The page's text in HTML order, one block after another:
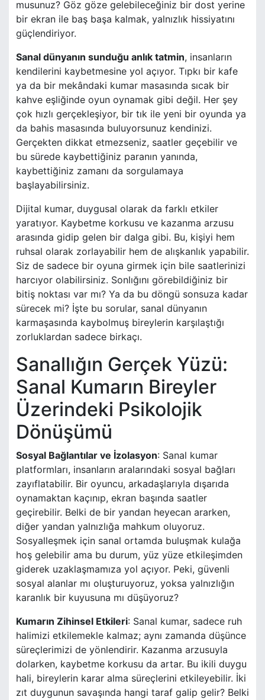
musunuz? Göz göze gelebileceğiniz bir dost yerine
bir ekran ile baş başa kalmak, yalnızlık hissiyatını
güçlendiriyor.
Sanal dünyanın sunduğu anlık tatmin, insanların
kendilerini kaybetmesine yol açıyor. Tıpkı bir kafe
ya da bir mekândaki kumar masasında sıcak bir
kahve eşliğinde oyun oynamak gibi değil. Her şey
çok hızlı gerçekleşiyor, bir tık ile yeni bir oyunda ya
da bahis masasında buluyorsunuz kendinizi.
Gerçekten dikkat etmezseniz, saatler geçebilir ve
bu sürede kaybettiğiniz paranın yanında,
kaybettiğiniz zamanı da sorgulamaya
başlayabilirsiniz.
Dijital kumar, duygusal olarak da farklı etkiler
yaratıyor. Kaybetme korkusu ve kazanma arzusu
arasında gidip gelen bir dalga gibi. Bu, kişiyi hem
ruhsal olarak zorlayabilir hem de alışkanlık yapabilir.
Siz de sadece bir oyuna girmek için bile saatlerinizi
harcıyor olabilirsiniz. Sonlığını görebildiğiniz bir
bitiş noktası var mı? Ya da bu döngü sonsuza kadar
sürecek mi? İşte bu sorular, sanal dünyanın
karmaşasında kaybolmuş bireylerin karşılaştığı
zorluklardan sadece birkaçı.
Sanallığın Gerçek Yüzü:
Sanal Kumarın Bireyler
Üzerindeki Psikolojik
Dönüşümü
Sosyal Bağlantılar ve İzolasyon: Sanal kumar
platformları, insanların aralarındaki sosyal bağları
zayıflatabilir. Bir oyuncu, arkadaşlarıyla dışarıda
oynamaktan kaçınıp, ekran başında saatler
geçirebilir. Belki de bir yandan heyecan ararken,
diğer yandan yalnızlığa mahkum oluyoruz.
Sosyalleşmek için sanal ortamda buluşmak kulağa
hoş gelebilir ama bu durum, yüz yüze etkileşimden
giderek uzaklaşmamıza yol açıyor. Peki, güvenli
sosyal alanlar mı oluşturuyoruz, yoksa yalnızlığın
karanlık bir kuyusuna mı düşüyoruz?
Kumarın Zihinsel Etkileri: Sanal kumar, sadece ruh
halimizi etkilemekle kalmaz; aynı zamanda düşünce
süreçlerimizi de yönlendirir. Kazanma arzusuyla
dolarken, kaybetme korkusu da artar. Bu ikili duygu
hali, bireylerin karar alma süreçlerini etkileyebilir. İki
zıt duygunun savaşında hangi taraf galip gelir? Belki